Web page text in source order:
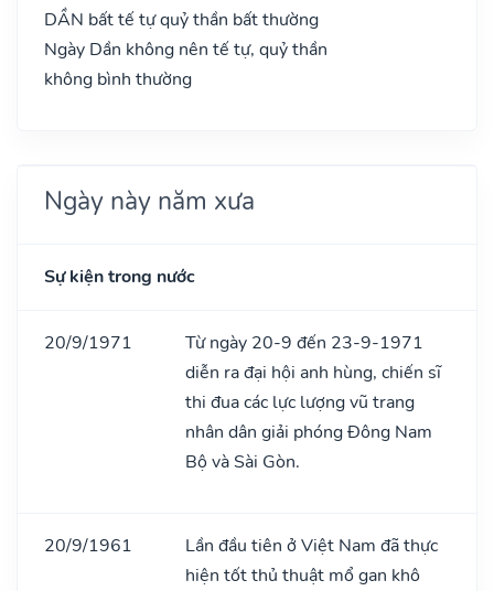
DẦN bất tế tự quỷ thần bất thường
Ngày Dần không nên tế tự, quỷ thần
không bình thường
Ngày này năm xưa
Sự kiện trong nước
20/9/1971
Từ ngày 20-9 đến 23-9-1971
diễn ra đại hội anh hùng, chiến sĩ
thi đua các lực lượng vũ trang
nhân dân giải phóng Đông Nam
Bộ và Sài Gòn.
20/9/1961
Lần đầu tiên ở Việt Nam đã thực
hiện tốt thủ thuật mổ gan khô